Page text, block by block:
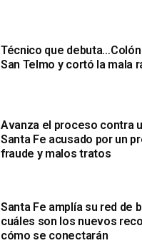
Técnico que
San Telmo y cortó la mala
Avanza el proceso contra
Santa Fe acusado por un
fraude y malos tratos
Santa Fe amplía su red de
cuáles son los nuevos
cómo se conectarán